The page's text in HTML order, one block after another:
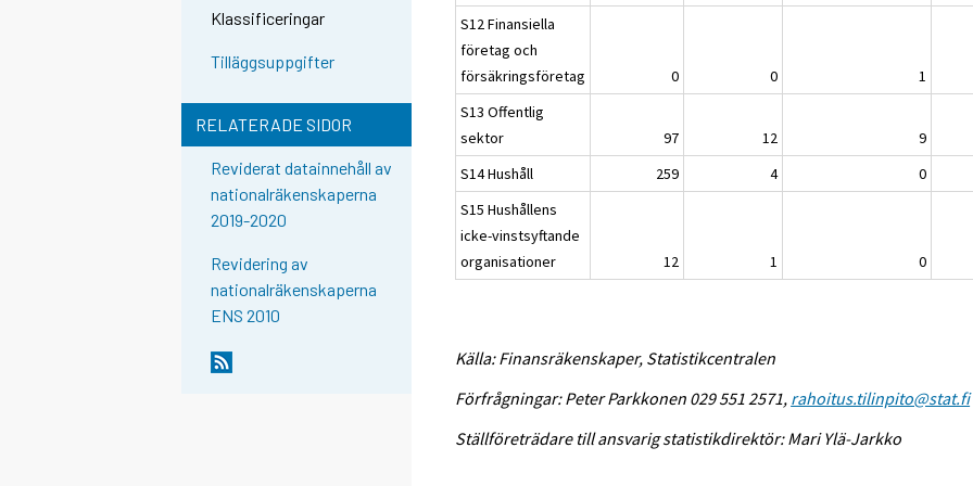
Klassificeringar
Tilläggsuppgifter
RELATERADE SIDOR
Reviderat datainnehåll av
nationalräkenskaperna
2019-2020
Revidering av
nationalräkenskaperna
ENS 2010
S12 Finansiella
företag och
försäkringsföretag
0 0 1
S13 Offentlig
sektor
97 12 9
S14 Hushåll
259 4 0
S15 Hushållens
icke-vinstsyftande
organisationer
12 1 0
Källa: Finansräkenskaper, Statistikcentralen
Förfrågningar: Peter Parkkonen 029 551 2571, rahoitus.tilinpito@stat.fi
Ställföreträdare till ansvarig statistikdirektör: Mari Ylä-Jarkko